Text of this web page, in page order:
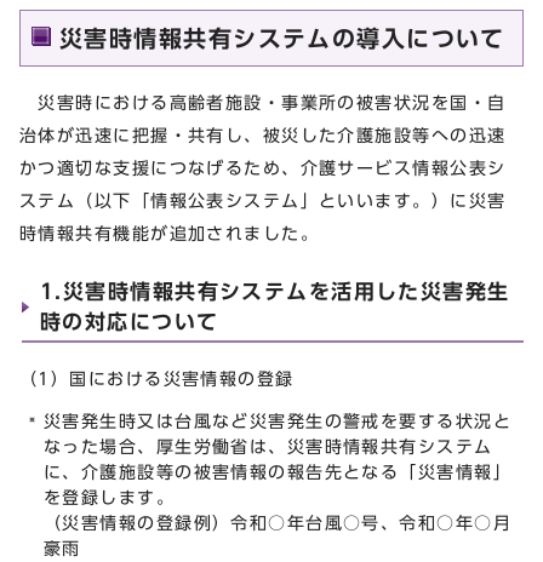
災害時情報共有システムの導入について
災害時における高齢者施設・事業所の被害状況を国・自
治体が迅速に把握・共有し、被災した介護施設等への迅速
かつ適切な支援につなげるため、介護サービス情報公表シ
ステム（以下「情報公表システム」といいます。）に災害
時情報共有機能が追加されました。
1.災害時情報共有システムを活用した災害発生
時の対応について
（1）国における災害情報の登録
災害発生時又は台風など災害発生の警戒を要する状況と
なった場合、厚生労働省は、災害時情報共有システム
に、介護施設等の被害情報の報告先となる「災害情報」
を登録します。
（災害情報の登録例）令和○年台風○号、令和○年○月
豪雨